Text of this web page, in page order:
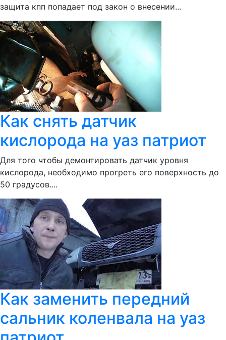
защита кпп попадает под закон о внесении...
Как снять датчик
кислорода на уаз патриот
Для того чтобы демонтировать датчик уровня
кислорода, необходимо прогреть его поверхность до
50 градусов....
Как заменить передний
сальник коленвала на уаз